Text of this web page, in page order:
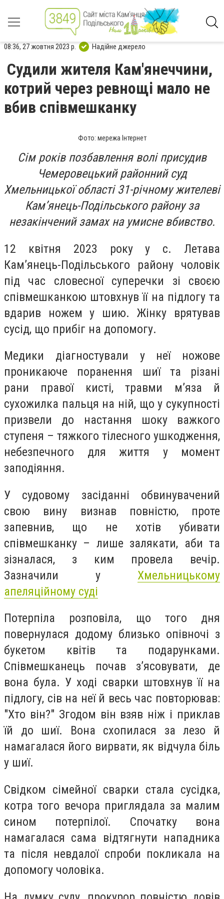
08:36, 27 жовтня 2023 р. Надійне джерело
Судили жителя Кам'янеччини,
котрий через ревнощі мало не
вбив співмешканку
Фото: мережа Інтернет
Сім років позбавлення волі присудив
Чемеровецький районний суд
Хмельницької області 31-річному жителеві
Кам’янець-Подільського району за
незакінчений замах на умисне вбивство.
12 квітня 2023 року у с. Летава
Кам’янець-Подільського району чоловік
під час словесної суперечки зі своєю
співмешканкою штовхнув її на підлогу та
вдарив ножем у шию. Жінку врятував
сусід, що прибіг на допомогу.
Медики діагностували у неї ножове
проникаюче поранення шиї та різані
рани правої кисті, травми м’яза й
сухожилка пальця на ній, що у сукупності
призвели до настання шоку важкого
ступеня – тяжкого тілесного ушкодження,
небезпечного для життя у момент
заподіяння.
У судовому засіданні обвинувачений
свою вину визнав повністю, проте
запевнив, що не хотів убивати
співмешканку – лише залякати, аби та
зізналася, з ким провела вечір.
Зазначили у Хмельницькому
апеляційному суді
Потерпіла розповіла, що того дня
повернулася додому близько опівночі з
букетом квітів та подарунками.
Співмешканець почав з’ясовувати, де
вона була. У ході сварки штовхнув її на
підлогу, сів на неї й весь час повторював:
"Хто він?" Згодом він взяв ніж і приклав
їй до шиї. Вона схопилася за лезо й
намагалася його вирвати, як відчула біль
у шиї.
Свідком сімейної сварки стала сусідка,
котра того вечора приглядала за малим
сином потерпілої. Спочатку вона
намагалася сама відтягнути нападника
та після невдалої спроби покликала на
допомогу чоловіка.